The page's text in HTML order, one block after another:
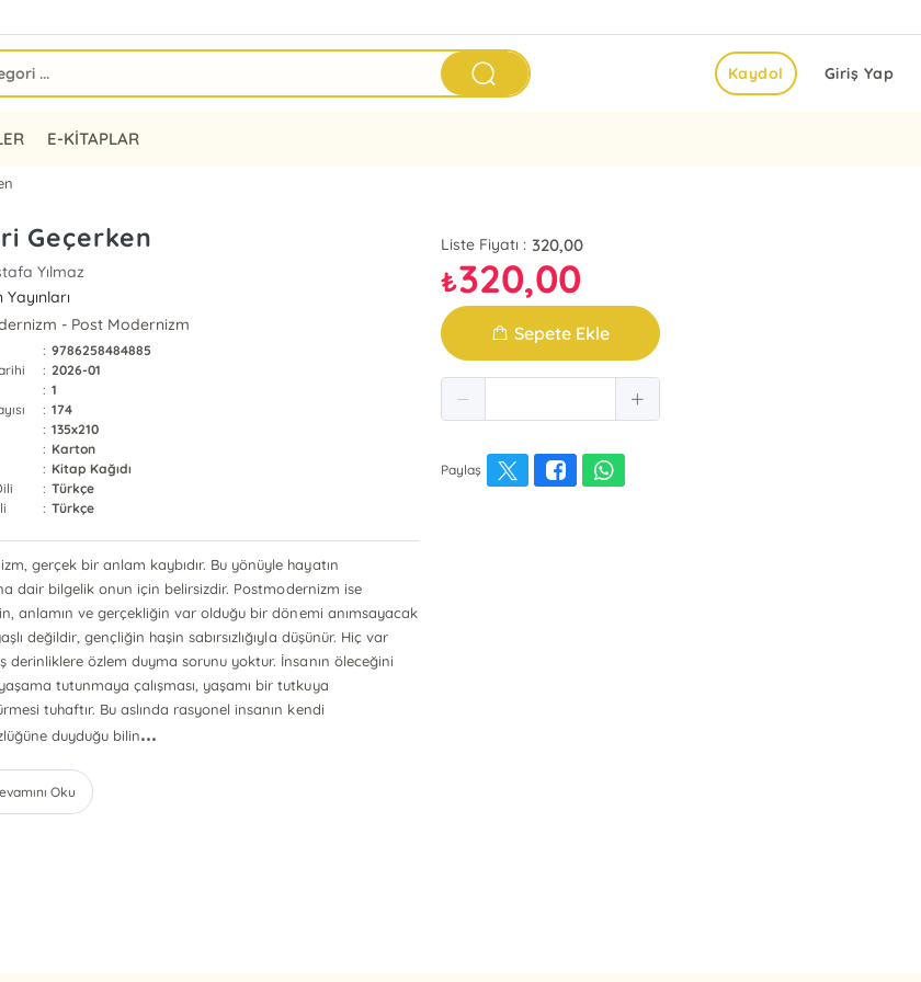
Giriş Yap
Kaydol
E-KİTAPLAR
Geçerken
Yılmaz
Yayınları
- Post Modernizm
: 9786258484885
: 2026-01
: 1
: 174
: 135x210
: Karton
: Kitap Kağıdı
: Türkçe
: Türkçe
gerçek bir anlam kaybıdır. Bu yönüyle hayatın
dair bilgelik onun için belirsizdir. Postmodernizm ise
anlamın ve gerçekliğin var olduğu bir dönemi anımsayacak
değildir, gençliğin haşin sabırsızlığıyla düşünür. Hiç var
derinliklere özlem duyma sorunu yoktur. İnsanın öleceğini
tutunmaya çalışması, yaşamı bir tutkuya
tuhaftır. Bu aslında rasyonel insanın kendi
duyduğu bilin...
Oku
Liste Fiyatı : 320,00
₺320,00
Sepete Ekle
Paylaş